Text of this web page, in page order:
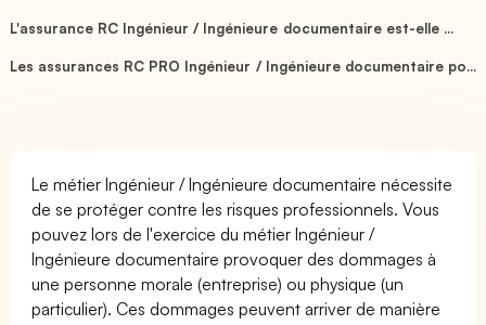
L'assurance RC Ingénieur / Ingénieure documentaire est-elle ...
Les assurances RC PRO Ingénieur / Ingénieure documentaire po...
Le métier Ingénieur / Ingénieure documentaire nécessite
de se protéger contre les risques professionnels. Vous
pouvez lors de l'exercice du métier Ingénieur /
Ingénieure documentaire provoquer des dommages à
une personne morale (entreprise) ou physique (un
particulier). Ces dommages peuvent arriver de manière